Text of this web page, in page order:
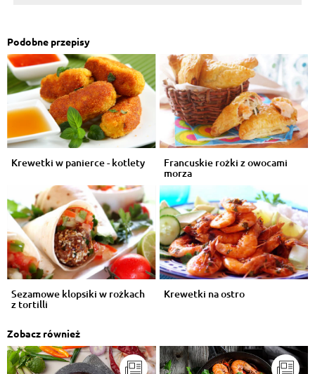
Podobne przepisy
Krewetki w panierce - kotlety Francuskie rożki z owocami
morza
Sezamowe klopsiki w rożkach
z tortilli
Krewetki na ostro
Zobacz również